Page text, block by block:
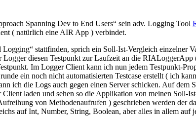
Spanning Dev to End Users“ sein adv. Logging Tool
( natürlich eine AIR App ) verbindet.
stattfinden, sprich ein Soll-Ist-Vergleich einzelner
diesen Testpunkt zur Laufzeit an die
Im Logger Client kann ich nun jedem Testpunkt-
ein noch nicht automatisierten Testcase erstellt ( ich
ich die Logs auch gegen einen Server schicken. Auf dem
laden und sehen so die Applikation von meinen Soll-
von Methodenaufrufen ) geschrieben werden der
auf Int, Number, String, Boolean, aber alles in allem auf